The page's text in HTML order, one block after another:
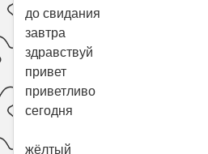
до свидания
завтра
здравствуй
привет
приветливо
сегодня
жёлтый